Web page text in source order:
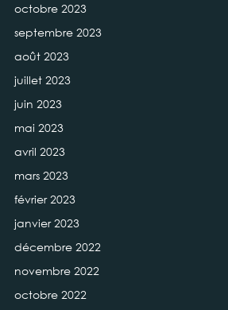
octobre 2023
septembre 2023
août 2023
juillet 2023
juin 2023
mai 2023
avril 2023
mars 2023
février 2023
janvier 2023
décembre 2022
novembre 2022
octobre 2022